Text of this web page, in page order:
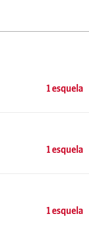
1 esquela
1 esquela
1 esquela